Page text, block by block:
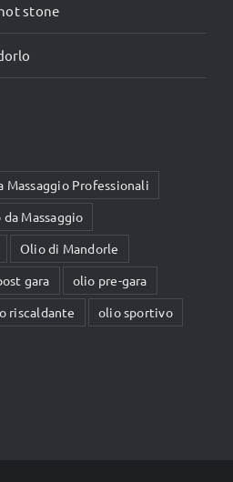
stone
Massaggio Professionali
Massaggio
Olio di Mandorle
gara
olio pre-gara
riscaldante
olio sportivo